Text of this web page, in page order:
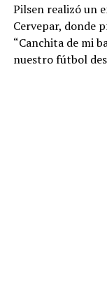
Pilsen realizó un
Cervepar, donde
“Canchita de mi
nuestro fútbol